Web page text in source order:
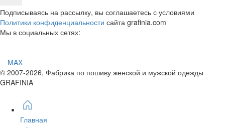
Подписываясь на рассылку, вы соглашаетесь с условиями
Политики конфиденциальности сайта grafinia.com
Мы в социальных сетях:
MAX
© 2007-2026, Фабрика по пошиву женской и мужской одежды
GRAFINIA
Главная